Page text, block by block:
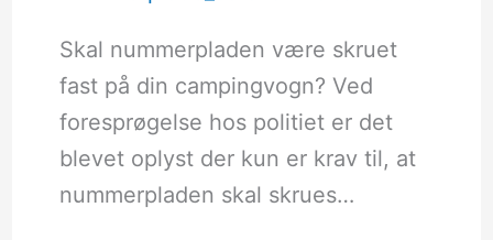
Skal nummerpladen være skruet
fast på din campingvogn? Ved
foresprøgelse hos politiet er det
blevet oplyst der kun er krav til, at
nummerpladen skal skrues…